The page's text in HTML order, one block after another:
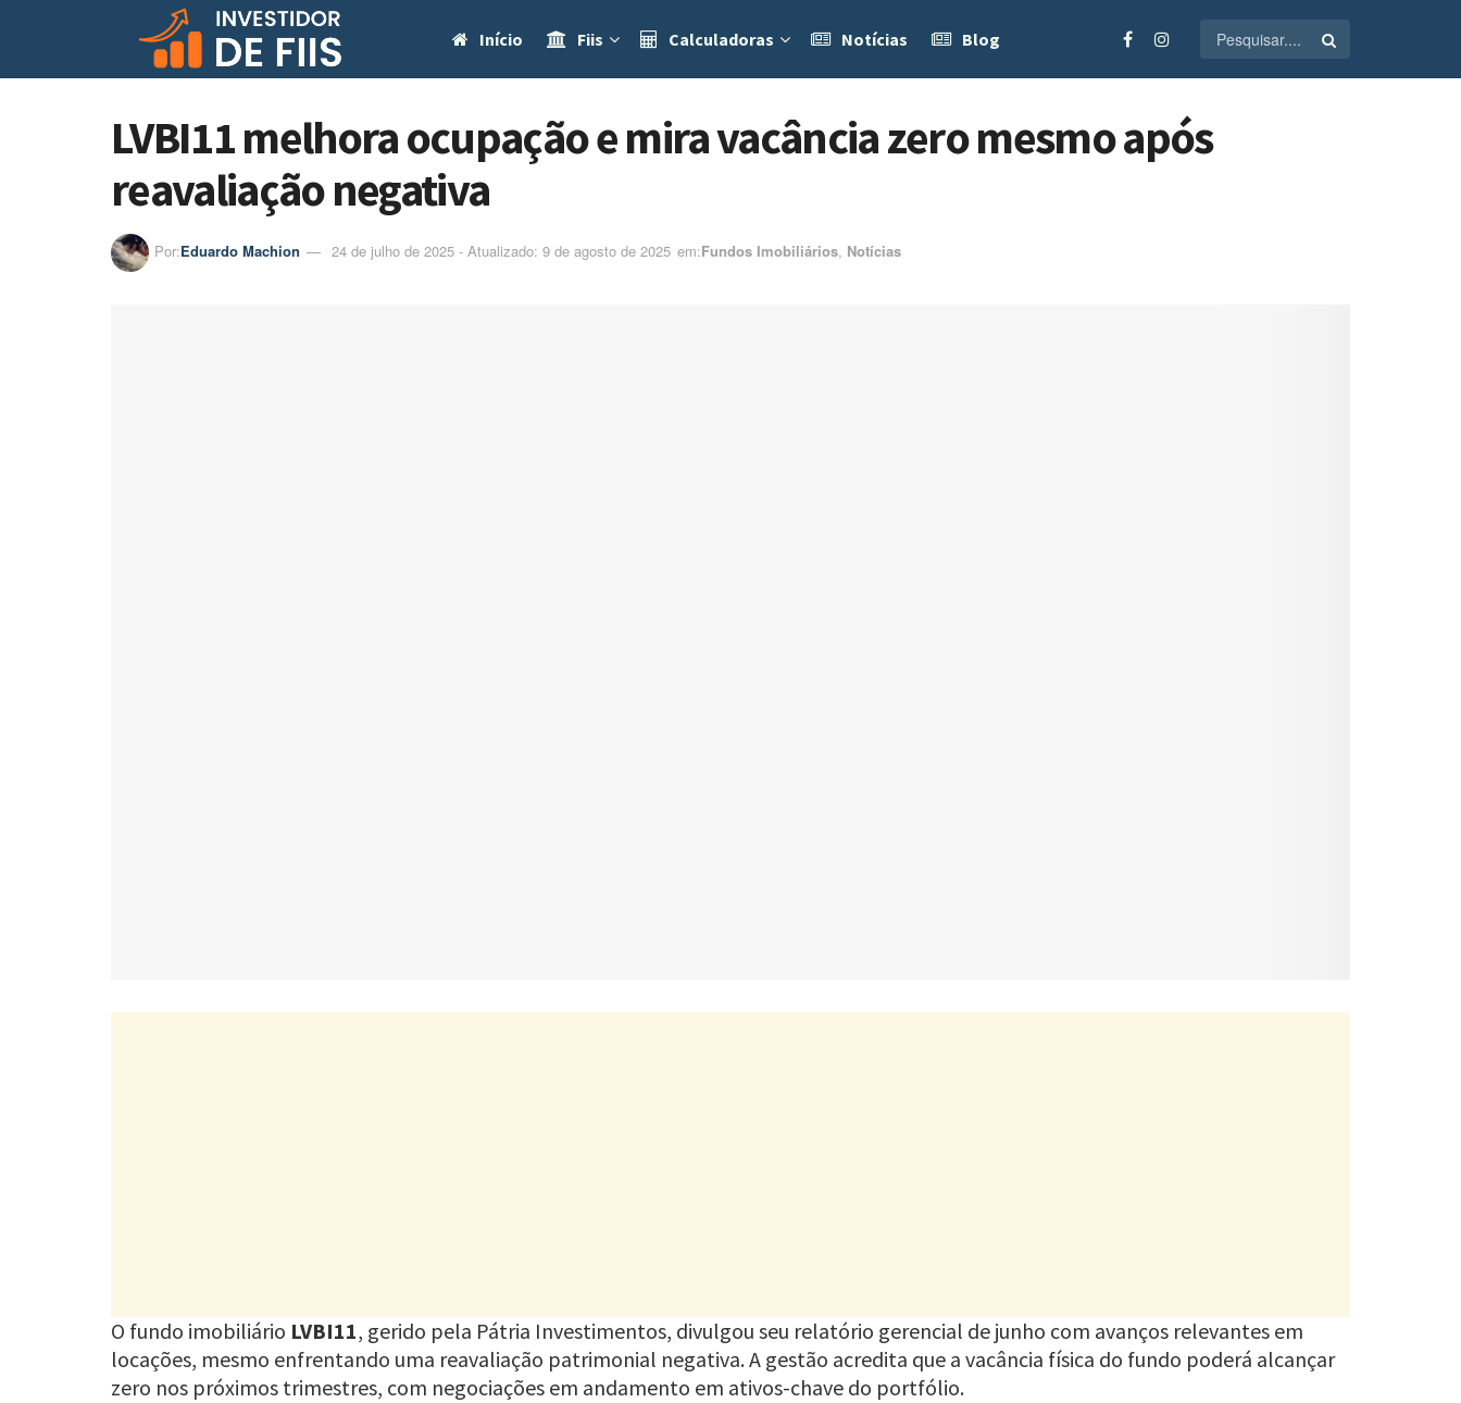
Início Fiis Calculadoras Notícias Blog
LVBI11 melhora ocupação e mira vacância zero mesmo após
reavaliação negativa
Por:Eduardo Machion 24 de julho de 2025 - Atualizado: 9 de agosto de 2025 em:ㅤFundos Imobiliários, Notícias
O fundo imobiliário LVBI11, gerido pela Pátria Investimentos, divulgou seu relatório gerencial de junho com avanços relevantes em
locações, mesmo enfrentando uma reavaliação patrimonial negativa. A gestão acredita que a vacância física do fundo poderá alcançar
zero nos próximos trimestres, com negociações em andamento em ativos-chave do portfólio.